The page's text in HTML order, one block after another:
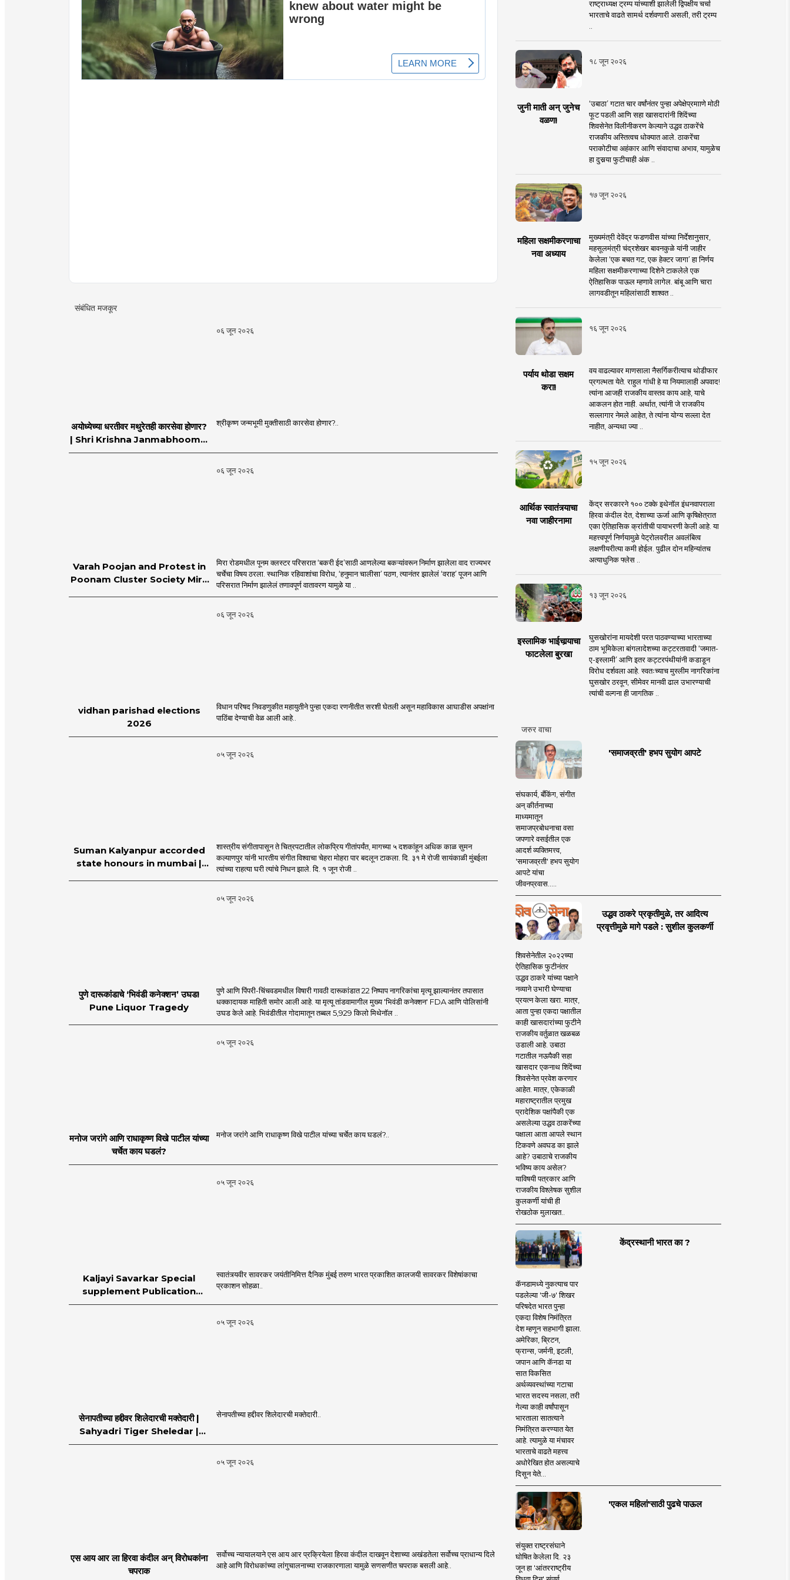
संबंधित मजकूर
०६ जून २०२६
अयोध्येच्या धरतीवर मथुरेतही कारसेवा होणार?
| Shri Krishna Janmabhoomi |
MahaMTB
श्रीकृष्ण जन्मभूमी मुक्तीसाठी कारसेवा होणार?..
०६ जून २०२६
Varah Poojan and Protest in
Poonam Cluster Society Mira
मिरा रोडमधील पूनम क्लस्टर परिसरात ‘बकरी ईद’साठी आणलेल्या बकऱ्यांवरून निर्माण झालेला वाद राज्यभर
चर्चेचा विषय ठरला. स्थानिक रहिवाशांचा विरोध, ‘हनुमान चालीसा’ पठण, त्यानंतर झालेलं ‘वराह’ पूजन आणि
परिसरात निर्माण झालेलं तणावपूर्ण वातावरण यामुळे या ..
०६ जून २०२६
vidhan parishad elections
2026
विधान परिषद निवडणुकीत महायुतीने पुन्हा एकदा रणनीतीत सरशी घेतली असून महाविकास आघाडीस अपक्षांना
पाठिंबा देण्याची वेळ आली आहे..
०५ जून २०२६
Suman Kalyanpur accorded
state honours in mumbai |
शास्त्रीय संगीतापासून ते चित्रपटातील लोकप्रिय गीतांपर्यंत, मागच्या ५ दशकांहून अधिक काळ सुमन
कल्याणपुर यांनी भारतीय संगीत विश्वाचा चेहरा मोहरा पार बदलून टाकला. दि. ३१ मे रोजी सायंकाळी मुंबईला
त्यांच्या राहत्या घरी त्यांचे निधन झाले. दि. १ जून रोजी ..
०५ जून २०२६
पुणे दारूकांडाचे ‘भिवंडी कनेक्शन’ उघड!
Pune Liquor Tragedy
पुणे आणि पिंपरी-चिंचवडमधील विषारी गावठी दारूकांडात 22 निष्पाप नागरिकांचा मृत्यू झाल्यानंतर तपासात
धक्कादायक माहिती समोर आली आहे. या मृत्यू तांडवामागील मुख्य 'भिवंडी कनेक्शन' FDA आणि पोलिसांनी
उघड केले आहे. भिवंडीतील गोदामातून तब्बल 5,929 किलो मिथेनॉल ..
०५ जून २०२६
मनोज जरांगे आणि राधाकृष्ण विखे पाटील यांच्या
चर्चेत काय घडलं?
मनोज जरांगे आणि राधाकृष्ण विखे पाटील यांच्या चर्चेत काय घडलं?..
०५ जून २०२६
Kaljayi Savarkar Special
supplement Publication
Programme in Dahanu |
स्वातंत्र्यवीर सावरकर जयंतीनिमित्त दैनिक मुंबई तरुण भारत प्रकाशित कालजयी सावरकर विशेषांकाचा
प्रकाशन सोहळा..
०५ जून २०२६
सेनापतीच्या हद्दीवर शिलेदारची मक्तेदारी |
Sahyadri Tiger Sheledar |
MahaMTB
सेनापतीच्या हद्दीवर शिलेदारची मक्तेदारी..
०५ जून २०२६
एस आय आर ला हिरवा कंदील अन् विरोधकांना
चपराक
सर्वोच्च न्यायालयाने एस आय आर प्रक्रियेला हिरवा कंदील दाखवून देशाच्या अखंडतेला सर्वोच्च प्राधान्य दिले
आहे आणि विरोधकांच्या लांगुचालनाच्या राजकारणाला यामुळे सणसणीत चपराक बसली आहे..
राष्ट्राध्यक्ष ट्रम्प यांच्याशी झालेली द्विपक्षीय चर्चा
भारताचे वाढते सामर्थ दर्शवणारी असली, तरी ट्रम्प
१८ जून २०२६
जुनी माती अन् जुनेच
वळण!
‘उबाठा’ गटात चार वर्षांनंतर पुन्हा अपेक्षेप्रमााणे मोठी
फूट पडली आणि सहा खासदारांनी शिंदेंच्या
शिवसेनेत विलीनीकरण केल्याने उद्धव ठाकरेंचे
राजकीय अस्तित्वच धोक्यात आले. ठाकरेंचा
पराकोटीचा अहंकार आणि संवादाचा अभाव, यामुळेच
हा दुसर्‍या फुटीचाही अंक ..
१७ जून २०२६
महिला सक्षमीकरणाचा
नवा अध्याय
मुख्यमंत्री देवेंद्र फडणवीस यांच्या निर्देशानुसार,
महसूलमंत्री चंद्रशेखर बावनकुळे यांनी जाहीर
केलेला ‘एक बचत गट, एक हेक्टर जागा’ हा निर्णय
महिला सक्षमीकरणाच्या दिशेने टाकलेले एक
ऐतिहासिक पाऊल म्हणावे लागेल. बांबू आणि चारा
लागवडीतून महिलांसाठी शाश्वत ..
१६ जून २०२६
पर्याय थोडा सक्षम
करा!
वय वाढल्यावर माणसाला नैसर्गिकरीत्याच थोडीफार
प्रगल्भता येते. राहुल गांधी हे या नियमालाही अपवाद!
त्यांना आजही राजकीय वास्तव काय आहे, याचे
आकलन होत नाही. अर्थात, त्यांनी जे राजकीय
सल्लागार नेमले आहेत, ते त्यांना योग्य सल्ला देत
नाहीत, अन्यथा ज्या ..
१५ जून २०२६
आर्थिक स्वातंत्र्याचा
नवा जाहीरनामा
केंद्र सरकारने १०० टक्के इथेनॉल इंधनवापराला
हिरवा कंदील देत, देशाच्या ऊर्जा आणि कृषिक्षेत्रात
एका ऐतिहासिक क्रांतीची पायाभरणी केली आहे. या
महत्त्वपूर्ण निर्णयामुळे पेट्रोलवरील अवलंबित्व
लक्षणीयरीत्या कमी होईल. पुढील दोन महिन्यांतच
अत्याधुनिक फ्लेस ..
१३ जून २०२६
इस्लामिक भाईचार्‍याचा
फाटलेला बुरखा
घुसखोरांना मायदेशी परत पाठवण्याच्या भारताच्या
ठाम भूमिकेला बांगलादेशच्या कट्टरतावादी ‘जमात-
ए-इस्लामी’ आणि इतर कट्टरपंथीयांनी कडाडून
विरोध दर्शवला आहे. स्वतःच्याच मुस्लीम नागरिकांना
घुसखोर ठरवून, सीमेवर मानवी ढाल उभारण्याची
त्यांची वल्गना ही जागतिक ..
जरुर वाचा
'समाजव्रती' हभप सुयोग आपटे
संघकार्य, बँकिंग, संगीत
अन् कीर्तनाच्या
माध्यमातून
समाजप्रबोधनाचा वसा
जपणारे वसईतील एक
आदर्श व्यक्तिमत्त्व,
'समाजव्रती' हभप सुयोग
आपटे यांचा
जीवनप्रवास.....
उद्धव ठाकरे प्रकृतीमुळे, तर आदित्य
प्रवृत्तीमुळे मागे पडले : सुशील कुलकर्णी
शिवसेनेतील २०२२च्या
ऐतिहासिक फुटीनंतर
उद्धव ठाकरे यांच्या पक्षाने
नव्याने उभारी घेण्याचा
प्रयत्न केला खरा. मात्र,
आता पुन्हा एकदा पक्षातील
काही खासदारांच्या फुटीने
राजकीय वर्तुळात खळबळ
उडाली आहे. उबाठा
गटातील नऊपैकी सहा
खासदार एकनाथ शिंदेंच्या
शिवसेनेत प्रवेश करणार
आहेत. मात्र, एकेकाळी
महाराष्ट्रातील प्रमुख
प्रादेशिक पक्षांपैकी एक
असलेल्या उद्धव ठाकरेंच्या
पक्षाला आता आपले स्थान
टिकवणे अवघड का झाले
आहे? उबाठाचे राजकीय
भविष्य काय असेल?
याविषयी पत्रकार आणि
राजकीय विश्लेषक सुशील
कुलकर्णी यांची ही
रोखठोक मुलाखत..
केंद्रस्थानी भारत का ?
कॅनडामध्ये नुकत्याच पार
पडलेल्या 'जी-७' शिखर
परिषदेत भारत पुन्हा
एकदा विशेष निमंत्रित
देश म्हणून सहभागी झाला.
अमेरिका, ब्रिटन,
फ्रान्स, जर्मनी, इटली,
जपान आणि कॅनडा या
सात विकसित
अर्थव्यवस्थांच्या गटाचा
भारत सदस्य नसला, तरी
गेल्या काही वर्षांपासून
भारताला सातत्याने
निमंत्रित करण्यात येत
आहे. त्यामुळे या मंचावर
भारताचे वाढते महत्त्व
अधोरेखित होत असल्याचे
दिसून येते...
'एकल महिलां'साठी पुढचे पाऊल
संयुक्त राष्ट्रसंघाने
घोषित केलेला दि. २३
जून हा 'आंतरराष्ट्रीय